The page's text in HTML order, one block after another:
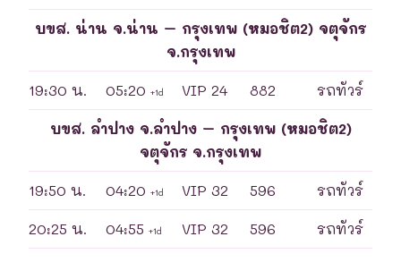
บขส. น่าน จ.น่าน – กรุงเทพ (หมอชิต2) จตุจักร
จ.กรุงเทพ
19:30 น. 05:20 +1d VIP 24 882 รถทัวร์
บขส. ลำปาง จ.ลำปาง – กรุงเทพ (หมอชิต2)
จตุจักร จ.กรุงเทพ
19:50 น. 04:20 +1d VIP 32 596 รถทัวร์
20:25 น. 04:55 +1d VIP 32 596 รถทัวร์